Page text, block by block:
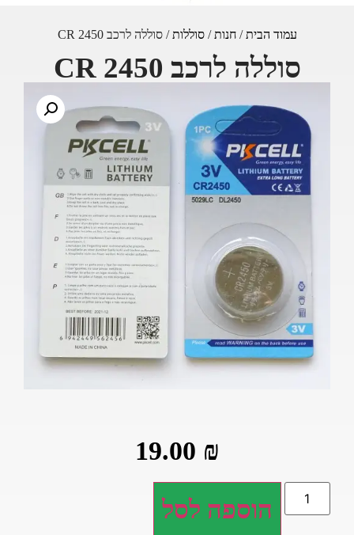
עמוד הבית/חנות/סוללות/ סוללה לרכב CR 2450
סוללה לרכב CR 2450
19.00₪
הוספה לסל